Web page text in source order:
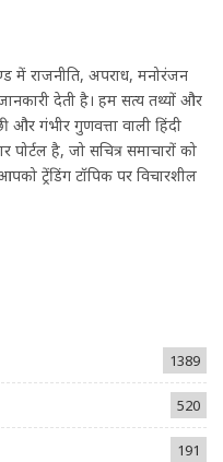
में राजनीति, अपराध, मनोरंजन
देती है। हम सत्य तथ्यों और
गंभीर गुणवत्ता वाली हिंदी
पोर्टल है, जो सचित्र समाचारों को
ट्रेंडिंग टॉपिक पर विचारशील
1389
520
191